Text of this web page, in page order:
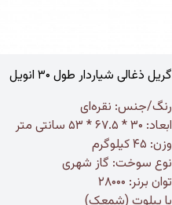
گریل ذغالی شیاردار طول ۳۰ انویل
رنگ/جنس: نقره‌ای
ابعاد: ۳۰ * ۶۷.۵ * ۵۳ سانتی متر
وزن: ۴۵ کیلوگرم
نوع سوخت: گاز شهری
توان برنر: ۲۸۰۰۰